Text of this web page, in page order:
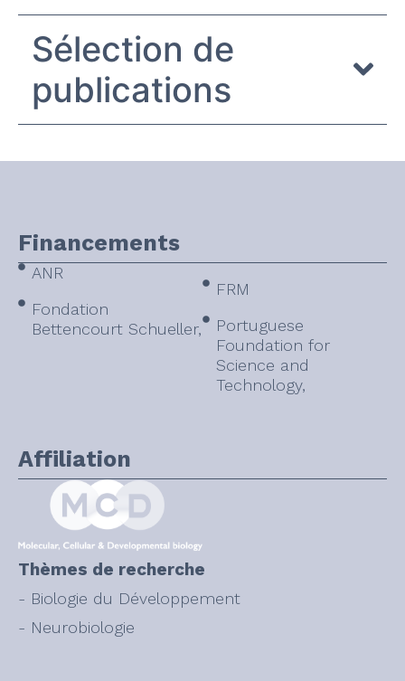
Sélection de
publications
Financements
ANR
Fondation
Bettencourt Schueller,
FRM
Portuguese
Foundation for
Science and
Technology,
Affiliation
Thèmes de recherche
- Biologie du Développement
- Neurobiologie